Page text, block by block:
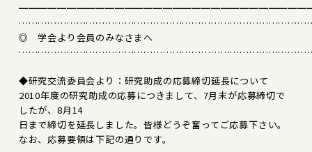
◎ 学会より会員のみなさまへ
◆研究交流委員会より：研究助成の応募締切延長について
2010年度の研究助成の応募につきまして、7月末が応募締切で
したが、8月14
日まで締切を延長しました。皆様どうぞ奮ってご応募下さい。
なお、応募要領は下記の通りです。